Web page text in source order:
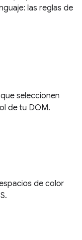
las reglas de
seleccionen
de tu DOM.
de color